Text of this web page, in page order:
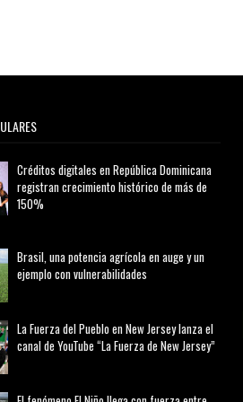
Créditos digitales en República Dominicana
registran crecimiento histórico de más de
150%
Brasil, una potencia agrícola en auge y un
ejemplo con vulnerabilidades
La Fuerza del Pueblo en New Jersey lanza el
canal de YouTube “La Fuerza de New Jersey”